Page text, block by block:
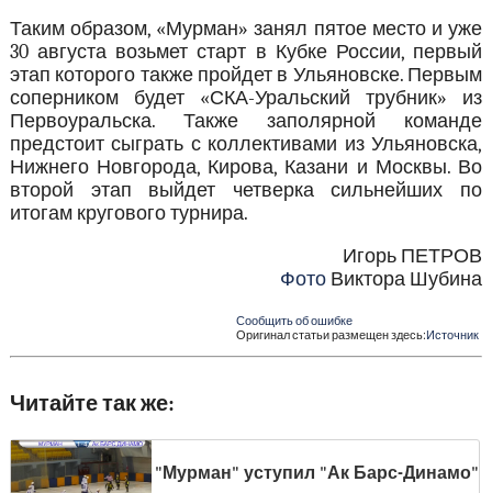
Таким образом, «Мурман» занял пятое место и уже
30 августа возьмет старт в Кубке России, первый
этап которого также пройдет в Ульяновске. Первым
соперником будет «СКА-Уральский трубник» из
Первоуральска. Также заполярной команде
предстоит сыграть с коллективами из Ульяновска,
Нижнего Новгорода, Кирова, Казани и Москвы. Во
второй этап выйдет четверка сильнейших по
итогам кругового турнира.
Игорь ПЕТРОВ
Фото Виктора Шубина
Сообщить об ошибке
Оригинал статьи размещен здесь:Источник
Читайте так же:
"Мурман" уступил "Ак Барс-Динамо"